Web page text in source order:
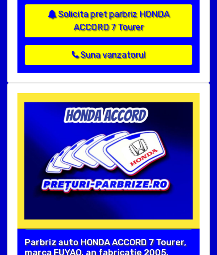
Solicita pret parbriz HONDA
ACCORD 7 Tourer
Suna vanzatorul
Parbriz auto HONDA ACCORD 7 Tourer,
marca FUYAO, an fabricatie 2005.